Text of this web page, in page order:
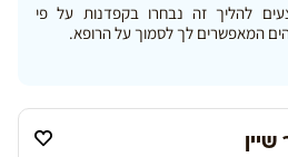
להליך זה נבחרו בקפדנות על פי
המאפשרים לך לסמוך על הרופא.